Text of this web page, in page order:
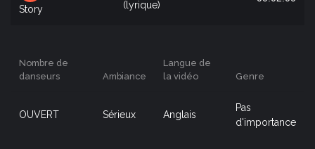
Story
(lyrique)
Nombre de
danseurs
Ambiance
Langue de
la vidéo
Genre
OUVERT Sérieux Anglais
Pas
d'importance